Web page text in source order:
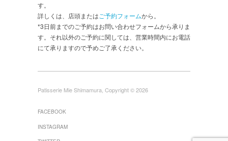
す。
詳しくは、店頭またはご予約フォームから。
*3日前までのご予約はお問い合わせフォームから承りま
す。それ以外のご予約に関しては、営業時間内にお電話
にて承りますので予めご了承ください。
Patisserie Mie Shimamura, Copyright © 2026
FACEBOOK
INSTAGRAM